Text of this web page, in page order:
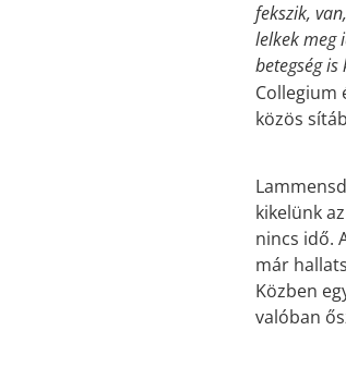
fekszik,
lelkek meg
betegség
Collegium
közös
kikelünk
nincs idő.
már
Közben
valóban